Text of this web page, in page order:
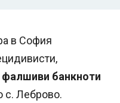
в София
фалшиви банкноти
с. Леброво.